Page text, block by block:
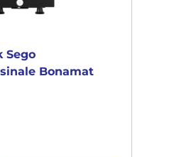
Sego
Bonamat